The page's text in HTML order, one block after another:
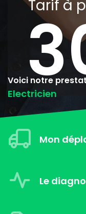
Tarif à
Voici notre
Electricien
Mon
Le